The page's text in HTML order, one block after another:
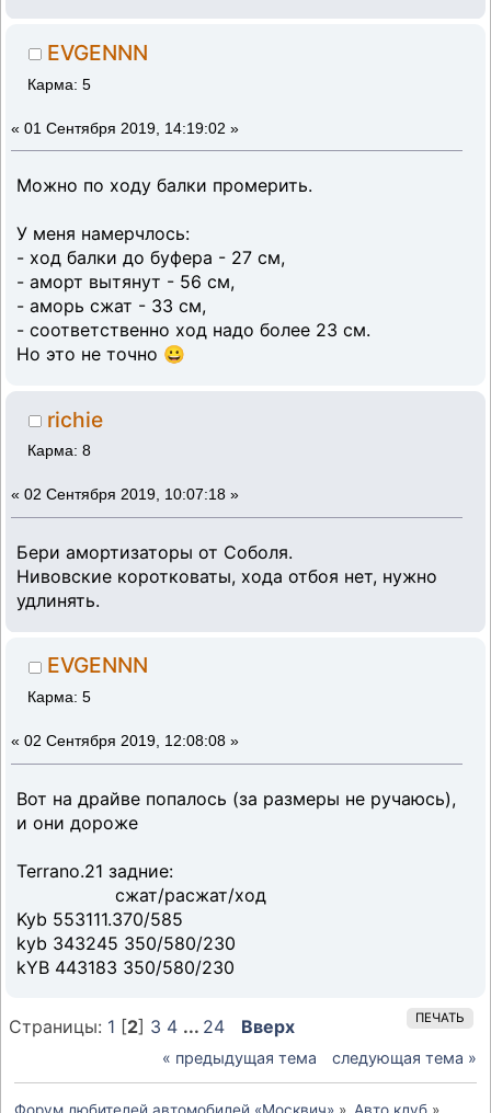
EVGENNN
Карма: 5
« 01 Сентября 2019, 14:19:02 »
Можно по ходу балки промерить.
У меня намерчлось:
- ход балки до буфера - 27 см,
- аморт вытянут - 56 см,
- аморь сжат - 33 см,
- соответственно ход надо более 23 см.
Но это не точно 😀
richie
Карма: 8
« 02 Сентября 2019, 10:07:18 »
Бери амортизаторы от Соболя.
Нивовские коротковаты, хода отбоя нет, нужно
удлинять.
EVGENNN
Карма: 5
« 02 Сентября 2019, 12:08:08 »
Вот на драйве попалось (за размеры не ручаюсь),
и они дороже
Terrano.21 задние:
сжат/расжат/ход
Kyb 553111.370/585
kyb 343245 350/580/230
kYB 443183 350/580/230
ПЕЧАТЬ
Страницы: 1 [2] 3 4 ... 24 Вверх
« предыдущая тема следующая тема »